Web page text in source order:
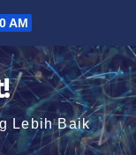
AM
Lebih Baik